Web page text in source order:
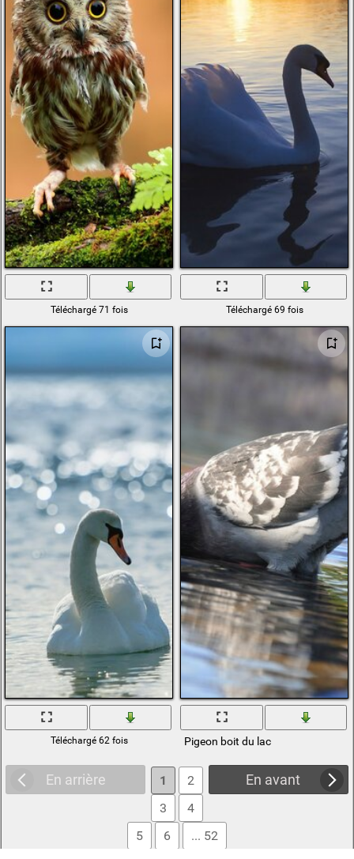
Téléchargé 71 fois Téléchargé 69 fois
Téléchargé 62 fois Pigeon boit du lac
En arrière En avant
1
2
3
4
5
6 ... 52